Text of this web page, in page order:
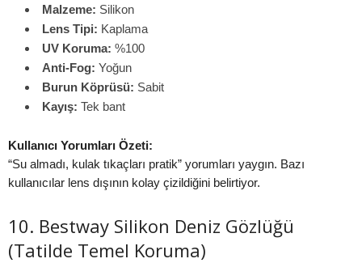
Malzeme: Silikon
Lens Tipi: Kaplama
UV Koruma: %100
Anti-Fog: Yoğun
Burun Köprüsü: Sabit
Kayış: Tek bant
Kullanıcı Yorumları Özeti:
“Su almadı, kulak tıkaçları pratik” yorumları yaygın. Bazı
kullanıcılar lens dışının kolay çizildiğini belirtiyor.
10. Bestway Silikon Deniz Gözlüğü
(Tatilde Temel Koruma)